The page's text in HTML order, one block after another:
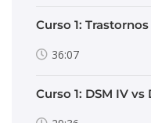
Curso 1:
36:07
Curso 1: DSM IV vs